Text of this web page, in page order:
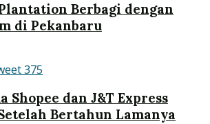
Berbagi dengan
di Pekanbaru
375
Shopee dan J&T Express
Bertahun Lamanya